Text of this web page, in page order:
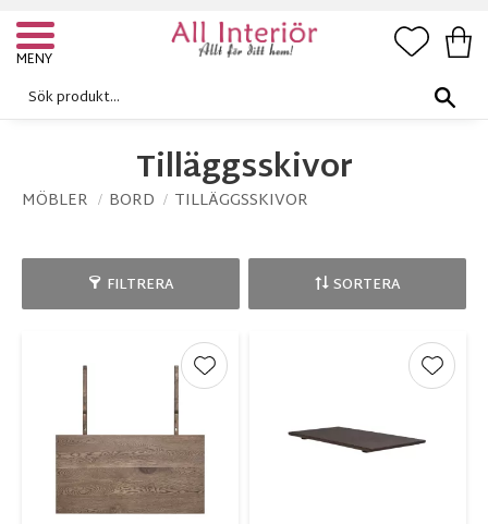
Meny
Tilläggsskivor
MÖBLER BORD TILLÄGGSSKIVOR
FILTRERA SORTERA
Lägg till i favoriter Lägg